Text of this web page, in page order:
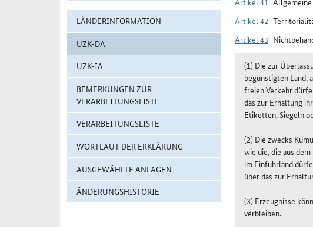
LÄNDERINFORMATION
UZK-DA
UZK-IA
BEMERKUNGEN ZUR
VERARBEITUNGSLISTE
VERARBEITUNGSLISTE
WORTLAUT DER ERKLÄRUNG
AUSGEWÄHLTE ANLAGEN
ÄNDERUNGSHISTORIE
Artikel 42
Artikel 43
(1) Die zur
begünstigten Land,
freien Verkehr
das zur Erhaltung
Etiketten, Siegeln
(2) Die zwecks
wie die, die aus
im Einfuhrland
über das zur
(3) Erzeugnisse
verbleiben.